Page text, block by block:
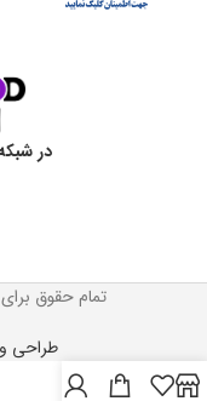
در
تمام حقوق
طراحی